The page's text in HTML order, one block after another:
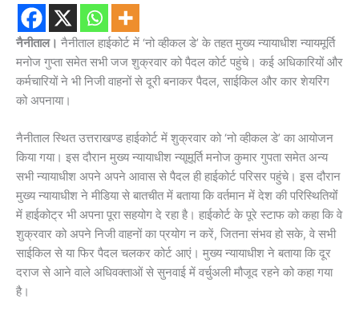
नैनीताल। नैनीताल हाईकोर्ट में ‘नो व्हीकल डे’ के तहत मुख्य न्यायाधीश न्यायमूर्ति
मनोज गुप्ता समेत सभी जज शुक्रवार को पैदल कोर्ट पहुंचे। कई अधिकारियों और
कर्मचारियों ने भी निजी वाहनों से दूरी बनाकर पैदल, साईकिल और कार शेयरिंग
को अपनाया।
नैनीताल स्थित उत्तराखण्ड हाईकोर्ट में शुक्रवार को ‘नो व्हीकल डे’ का आयोजन
किया गया। इस दौरान मुख्य न्यायाधीश न्याूमूर्ति मनोज कुमार गुपता समेत अन्य
सभी न्यायाधीश अपने अपने आवास से पैदल ही हाईकोर्ट परिसर पहुंचे। इस दौरान
मुख्य न्यायाधीश ने मीडिया से बातचीत में बताया कि वर्तमान में देश की परिस्थितियोंं
में हाईकोट्र भी अपना पूरा सहयोग दे रहा है। हाईकोर्ट के पूरे स्टाफ को कहा कि वे
शुक्रवार को अपने निजी वाहनों का प्रयोग न करें, जितना संभव हो सके, वे सभी
साईकिल से या फिर पैदल चलकर कोर्ट आएं। मुख्य न्यायाधीश ने बताया कि दूर
दराज से आने वाले अधिवक्ताओं से सुनवाई में वर्चुअली मौजूद रहने को कहा गया
है।